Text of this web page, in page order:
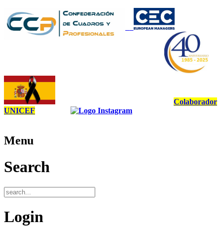
Colaborador
UNICEF
Menu
Search
Login